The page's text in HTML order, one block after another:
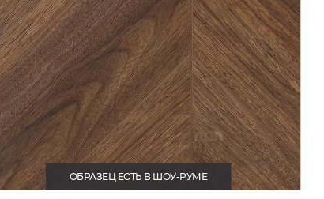
ОБРАЗЕЦ ЕСТЬ В ШОУ-РУМЕ